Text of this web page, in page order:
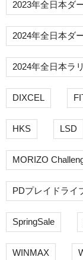
2023年全日本ダ
2024年全日本ダ
2024年全日本ラ
DIXCEL
HKS LSD
MORIZO
PDプレイドライ
SpringSale
WINMAX